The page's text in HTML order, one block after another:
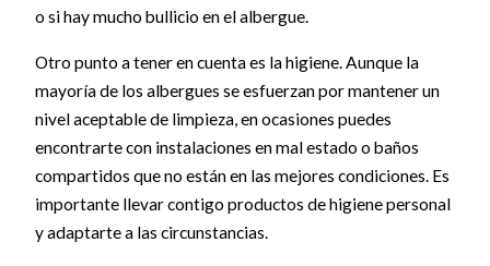
o si hay mucho bullicio en el albergue.
Otro punto a tener en cuenta es la higiene. Aunque la
mayoría de los albergues se esfuerzan por mantener un
nivel aceptable de limpieza, en ocasiones puedes
encontrarte con instalaciones en mal estado o baños
compartidos que no están en las mejores condiciones. Es
importante llevar contigo productos de higiene personal
y adaptarte a las circunstancias.